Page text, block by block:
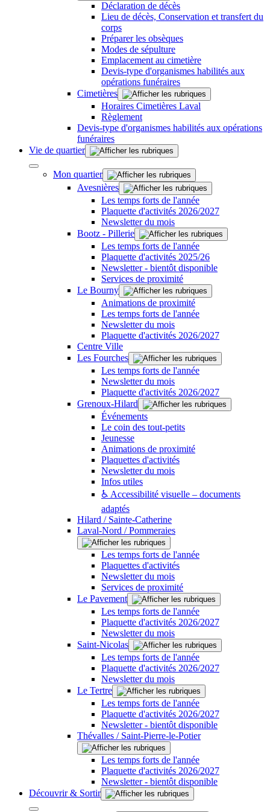
Déclaration de décès
Lieu de décès, Conservation et transfert du
corps
Préparer les obsèques
Modes de sépulture
Emplacement au cimetière
Devis-type d'organismes habilités aux
opérations funéraires
Cimetières
Horaires Cimetières Laval
Règlement
Devis-type d'organismes habilités aux opérations
funéraires
Vie de quartier
Mon quartier
Avesnières
Les temps forts de l'année
Plaquette d'activités 2026/2027
Newsletter du mois
Bootz - Pillerie
Les temps forts de l'année
Plaquette d'activités 2025/26
Newsletter - bientôt disponible
Services de proximité
Le Bourny
Animations de proximité
Les temps forts de l'année
Newsletter du mois
Plaquette d'activités 2026/2027
Centre Ville
Les Fourches
Les temps forts de l'année
Newsletter du mois
Plaquette d'activités 2026/2027
Grenoux-Hilard
Événements
Le coin des tout-petits
Jeunesse
Animations de proximité
Plaquettes d'activités
Newsletter du mois
Infos utiles
♿ Accessibilité visuelle – documents
adaptés
Hilard / Sainte-Catherine
Laval-Nord / Pommeraies
Les temps forts de l'année
Plaquettes d'activités
Newsletter du mois
Services de proximité
Le Pavement
Les temps forts de l'année
Plaquette d'activités 2026/2027
Newsletter du mois
Saint-Nicolas
Les temps forts de l'année
Plaquette d'activités 2026/2027
Newsletter du mois
Le Tertre
Les temps forts de l'année
Plaquette d'activités 2026/2027
Newsletter - bientôt disponible
Thévalles / Saint-Pierre-le-Potier
Les temps forts de l'année
Plaquette d'activités 2026/2027
Newsletter - bientôt disponible
Découvrir & Sortir